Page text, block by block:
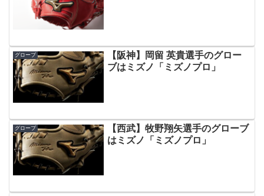
グローブ
【阪神】岡留 英貴選手のグロー
ブはミズノ「ミズノプロ」
グローブ
【西武】牧野翔矢選手のグローブ
はミズノ「ミズノプロ」